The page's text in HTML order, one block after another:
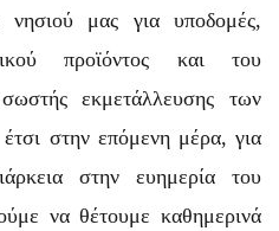
νησιού μας για υποδομές,
προϊόντος και του
εκμετάλλευσης των
στην επόμενη μέρα, για
στην ευημερία του
να θέτουμε καθημερινά